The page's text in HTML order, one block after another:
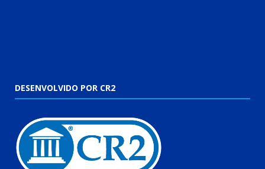
DESENVOLVIDO POR CR2